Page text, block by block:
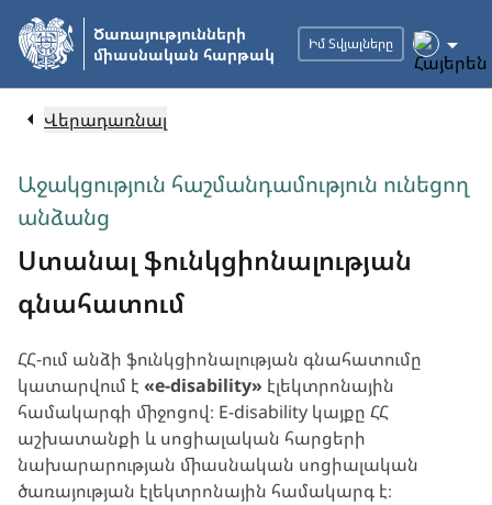
Անցնել
հիմնական
բովանդակությանը
Ծառայությունների
միասնական հարթակ
Իմ Տվյալները
Վերադառնալ
Աջակցություն հաշմանդամություն ունեցող
անձանց
Ստանալ ֆունկցիոնալության
գնահատում
ՀՀ-ում անձի ֆունկցիոնալության գնահատումը
կատարվում է «e-disability» էլեկտրոնային
համակարգի միջոցով։ E-disability կայքը ՀՀ
աշխատանքի և սոցիալական հարցերի
նախարարության միասնական սոցիալական
ծառայության էլեկտրոնային համակարգ է։